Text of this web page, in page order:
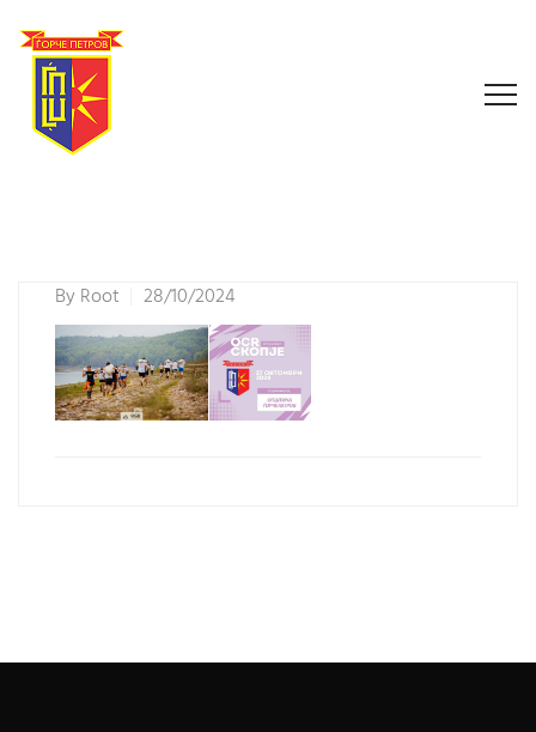
ByRoot 28/10/2024